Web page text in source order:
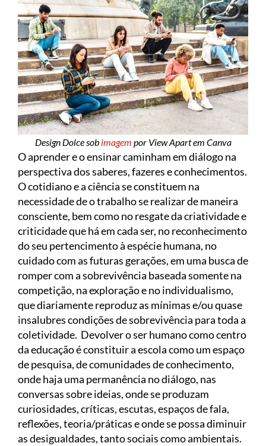
Design Dolce sob imagem por View Apart em Canva
O aprender e o ensinar caminham em diálogo na
perspectiva dos saberes, fazeres e conhecimentos.
O cotidiano e a ciência se constituem na
necessidade de o trabalho se realizar de maneira
consciente, bem como no resgate da criatividade e
criticidade que há em cada ser, no reconhecimento
do seu pertencimento à espécie humana, no
cuidado com as futuras gerações, em uma busca de
romper com a sobrevivência baseada somente na
competição, na exploração e no individualismo,
que diariamente reproduz as mínimas e/ou quase
insalubres condições de sobrevivência para toda a
coletividade. Devolver o ser humano como centro
da educação é constituir a escola como um espaço
de pesquisa, de comunidades de conhecimento,
onde haja uma permanência no diálogo, nas
conversas sobre ideias, onde se produzam
curiosidades, críticas, escutas, espaços de fala,
reflexões, teoria/práticas e onde se possa diminuir
as desigualdades, tanto sociais como ambientais.